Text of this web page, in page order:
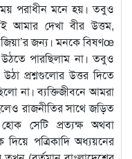
পরাধীন মনে হয়। তবুও
আমার দেখা বীর উত্তম,
জিয়া’র জন্য। মনকে বিষণœ
পারছিলাম না। তবুও
প্রশ্নগুলোর উত্তর দিতে
না। ব্যক্তিজীবনে আমরা
রাজনীতির সাথে জড়িত
সেটি প্রত্যক্ষ অথবা
পত্রিকাদি অধ্যয়নের